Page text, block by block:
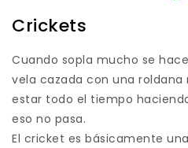
Crickets
Cuando sopla mucho se
vela cazada con una roldana
estar todo el tiempo
eso no pasa.
El cricket es básicamente